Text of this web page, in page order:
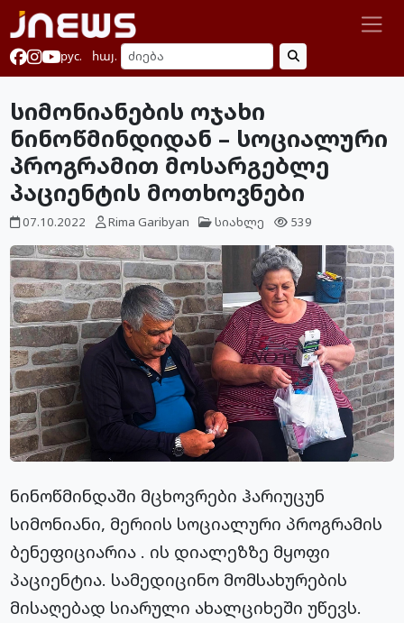
рус. հայ.
სიმონიანების ოჯახი
ნინოწმინდიდან – სოციალური
პროგრამით მოსარგებლე
პაციენტის მოთხოვნები
07.10.2022 Rima Garibyan სიახლე 539
ნინოწმინდაში მცხოვრები ჰარიუცუნ
სიმონიანი, მერიის სოციალური პროგრამის
ბენეფიციარია . ის დიალეზზე მყოფი
პაციენტია. სამედიცინო მომსახურების
მისაღებად სიარული ახალციხეში უწევს.